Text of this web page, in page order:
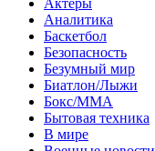
Аналитика
Баскетбол
Безопасность
Безумный мир
Биатлон/Лыжи
Бокс/MMA
Бытовая техника
В мире